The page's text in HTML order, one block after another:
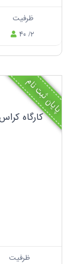
ظرفیت
۴۰ /۲
پایان ثبت نام
ظرفیت